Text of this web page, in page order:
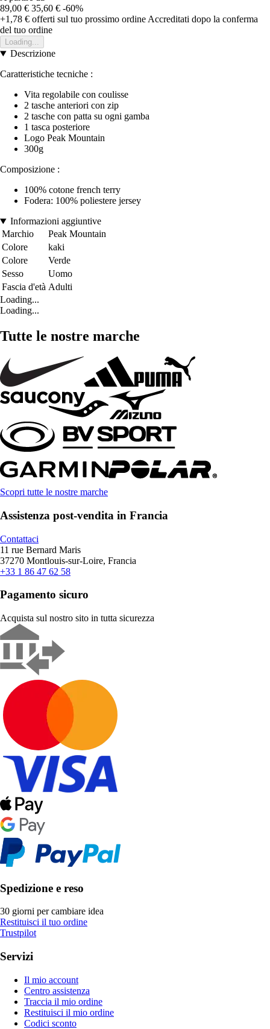
89,00 € 35,60 € -60%
+1,78 € offerti sul tuo prossimo ordine Accreditati dopo la conferma
del tuo ordine
Loading...
Descrizione
Caratteristiche tecniche :
Vita regolabile con coulisse
2 tasche anteriori con zip
2 tasche con patta su ogni gamba
1 tasca posteriore
Logo Peak Mountain
300g
Composizione :
100% cotone french terry
Fodera: 100% poliestere jersey
Informazioni aggiuntive
Marchio
Peak Mountain
Colore
kaki
Colore
Verde
Sesso
Uomo
Fascia d'età Adulti
Loading...
Loading...
Tutte le nostre marche
Scopri tutte le nostre marche
Assistenza post-vendita in Francia
Contattaci
11 rue Bernard Maris
37270 Montlouis-sur-Loire, Francia
+33 1 86 47 62 58
Pagamento sicuro
Acquista sul nostro sito in tutta sicurezza
Spedizione e reso
30 giorni per cambiare idea
Restituisci il tuo ordine
Trustpilot
Servizi
Il mio account
Centro assistenza
Traccia il mio ordine
Restituisci il mio ordine
Codici sconto